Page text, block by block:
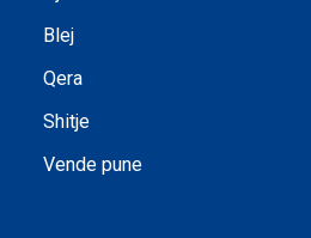
Blej
Qera
Shitje
Vende pune